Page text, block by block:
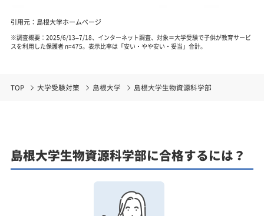
引用元：島根大学ホームページ
※調査概要：2025/6/13–7/18、インターネット調査、対象＝大学受験で子供が教育サービ
スを利用した保護者 n=475。表示比率は「安い・やや安い・妥当」合計。
TOP 大学受験対策 島根大学 島根大学生物資源科学部
島根大学生物資源科学部に合格するには？